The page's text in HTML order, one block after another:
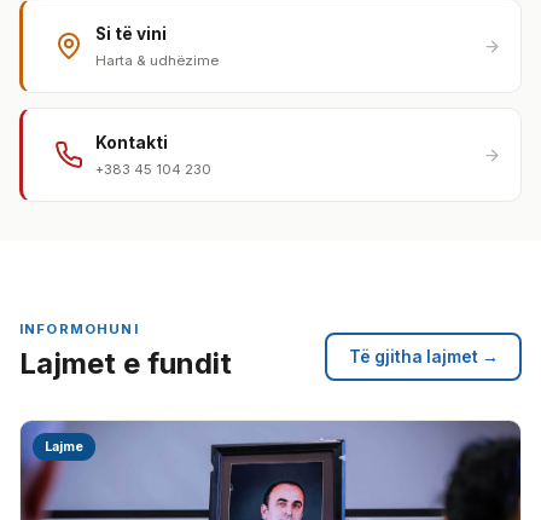
Si të vini
Harta & udhëzime
Kontakti
+383 45 104 230
INFORMOHUNI
Lajmet e fundit Të gjitha lajmet →
Lajme